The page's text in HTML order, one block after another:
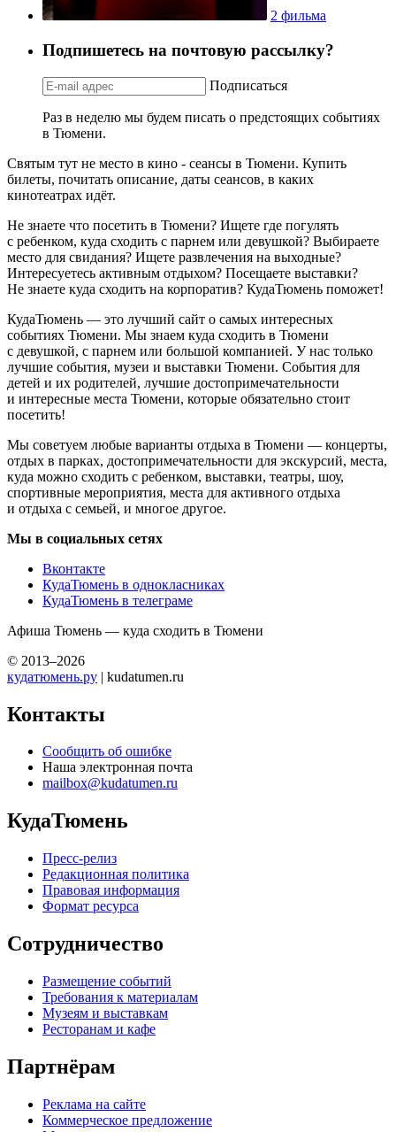
2 фильма
Подпишетесь на почтовую рассылку?
Подписаться
Раз в неделю мы будем писать о предстоящих событиях
в Тюмени.
Святым тут не место в кино - сеансы в Тюмени. Купить
билеты, почитать описание, даты сеансов, в каких
кинотеатрах идёт.
Не знаете что посетить в Тюмени? Ищете где погулять
с ребенком, куда сходить с парнем или девушкой? Выбираете
место для свидания? Ищете развлечения на выходные?
Интересуетесь активным отдыхом? Посещаете выставки?
Не знаете куда сходить на корпоратив? КудаТюмень поможет!
КудаТюмень — это лучший сайт о самых интересных
событиях Тюмени. Мы знаем куда сходить в Тюмени
с девушкой, с парнем или большой компанией. У нас только
лучшие события, музеи и выставки Тюмени. События для
детей и их родителей, лучшие достопримечательности
и интересные места Тюмени, которые обязательно стоит
посетить!
Мы советуем любые варианты отдыха в Тюмени — концерты,
отдых в парках, достопримечательности для экскурсий, места,
куда можно сходить с ребенком, выставки, театры, шоу,
спортивные мероприятия, места для активного отдыха
и отдыха с семьей, и многое другое.
Мы в социальных сетях
Вконтакте
КудаТюмень в однокласниках
КудаТюмень в телеграме
Афиша Тюмень — куда сходить в Тюмени
© 2013–2026
кудатюмень.ру | kudatumen.ru
Контакты
Сообщить об ошибке
Наша электронная почта
mailbox@kudatumen.ru
КудаТюмень
Пресс-релиз
Редакционная политика
Правовая информация
Формат ресурса
Сотрудничество
Размещение событий
Требования к материалам
Музеям и выставкам
Ресторанам и кафе
Партнёрам
Реклама на сайте
Коммерческое предложение